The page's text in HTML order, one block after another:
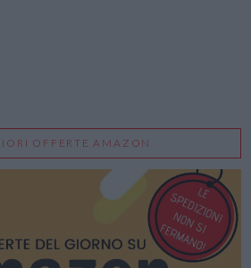
OFFERTE AMAZON